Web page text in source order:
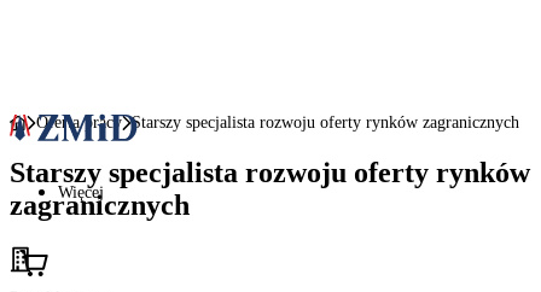
Więcej
Oferta pracy Starszy specjalista rozwoju oferty rynków zagranicznych
Starszy specjalista rozwoju oferty rynków
zagranicznych